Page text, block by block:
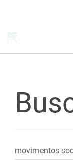
Pesquisar
termo